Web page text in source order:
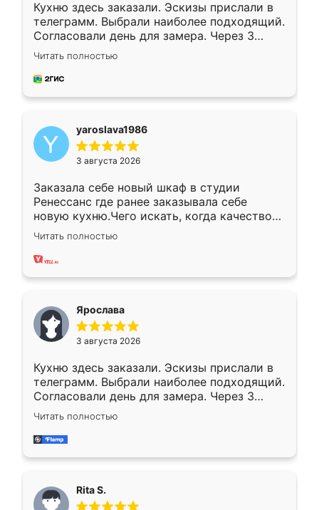
Кухню здесь заказали. Эскизы прислали в
телеграмм. Выбрали наиболее подходящий.
Согласовали день для замера. Через 3
недели кухня была уже готова. Остались
довольны работой. Спасибо Ренессанс
мебель за качественную работу!
Читать полностью
yaroslava1986
3 августа 2026
Заказала себе новый шкаф в студии
Ренессанс где ранее заказывала себе
новую кухню.Чего искать, когда качеством
вполне довольна. Служит кухня уже почти
два года, нареканий нет.
Читать полностью
Ярослава
3 августа 2026
Кухню здесь заказали. Эскизы прислали в
телеграмм. Выбрали наиболее подходящий.
Согласовали день для замера. Через 3
недели кухня была уже готова. Остались
довольны работой. Спасибо Ренессанс
мебель за качественную работу!
Читать полностью
Rita S.